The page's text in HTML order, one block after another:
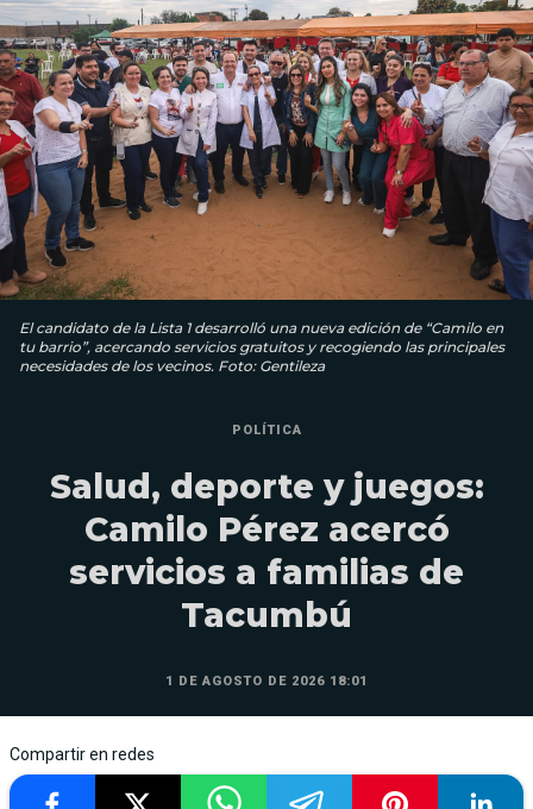
El candidato de la Lista 1 desarrolló una nueva edición de “Camilo en
tu barrio”, acercando servicios gratuitos y recogiendo las principales
necesidades de los vecinos. Foto: Gentileza
POLÍTICA
Salud, deporte y juegos:
Camilo Pérez acercó
servicios a familias de
Tacumbú
1 DE AGOSTO DE 2026 18:01
Compartir en redes